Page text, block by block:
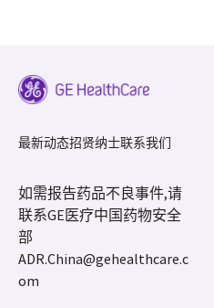
最新动态招贤纳士联系我们
如需报告药品不良事件,请
联系GE医疗中国药物安全
部
ADR.China@gehealthcare.c
om